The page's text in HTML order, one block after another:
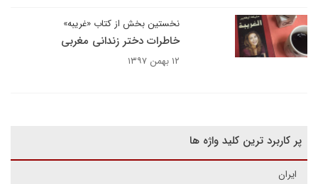
نخستین بخش از کتاب «غریبه»
خاطرات دختر زندانی مغربی
۱۲ بهمن ۱۳۹۷
پر کاربرد ترین کلید واژه ها
ایران